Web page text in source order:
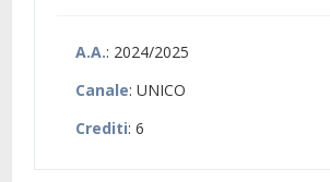
A.A.: 2024/2025
Canale: UNICO
Crediti: 6